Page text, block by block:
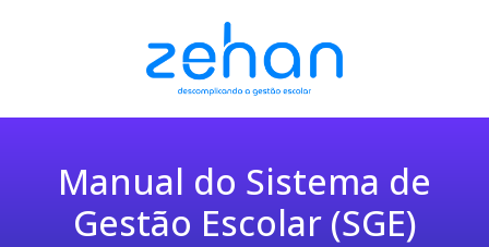
Manual do Sistema de
Gestão Escolar (SGE)